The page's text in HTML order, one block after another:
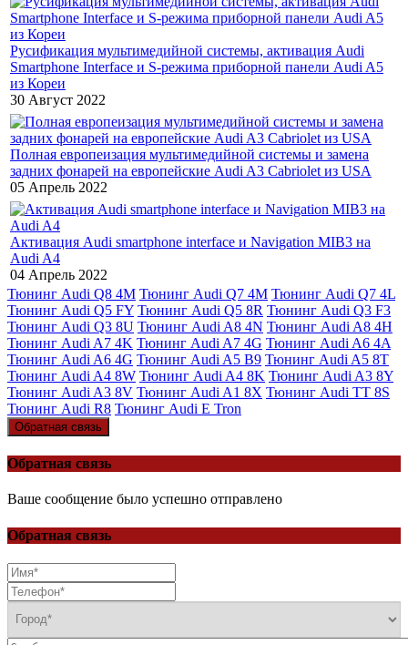
Русификация мультимедийной системы, активация Audi
Smartphone Interface и S-режима приборной панели Audi A5
из Кореи
30 Август 2022
Полная европеизация мультимедийной системы и замена
задних фонарей на европейские Audi A3 Cabriolet из USA
05 Апрель 2022
Активация Audi smartphone interface и Navigation MIB3 на
Audi A4
04 Апрель 2022
Тюнинг Audi Q8 4M Тюнинг Audi Q7 4M Тюнинг Audi Q7 4L
Тюнинг Audi Q5 FY Тюнинг Audi Q5 8R Тюнинг Audi Q3 F3
Тюнинг Audi Q3 8U Тюнинг Audi A8 4N Тюнинг Audi A8 4H
Тюнинг Audi A7 4K Тюнинг Audi A7 4G Тюнинг Audi A6 4A
Тюнинг Audi A6 4G Тюнинг Audi A5 B9 Тюнинг Audi A5 8T
Тюнинг Audi A4 8W Тюнинг Audi A4 8K Тюнинг Audi A3 8Y
Тюнинг Audi A3 8V Тюнинг Audi A1 8X Тюнинг Audi TT 8S
Тюнинг Audi R8 Тюнинг Audi E Tron
Обратная связь
Обратная связь
Ваше сообщение было успешно отправлено
Обратная связь